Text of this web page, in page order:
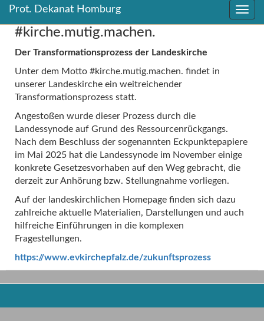
zum
springen
Prot. Dekanat Homburg
zum
springen
#kirche.mutig.machen.
Der Transformationsprozess der Landeskirche
Unter dem Motto #kirche.mutig.machen. findet in
unserer Landeskirche ein weitreichender
Transformationsprozess statt.
Angestoßen wurde dieser Prozess durch die
Landessynode auf Grund des Ressourcenrückgangs.
Nach dem Beschluss der sogenannten Eckpunktepapiere
im Mai 2025 hat die Landessynode im November einige
konkrete Gesetzesvorhaben auf den Weg gebracht, die
derzeit zur Anhörung bzw. Stellungnahme vorliegen.
Auf der landeskirchlichen Homepage finden sich dazu
zahlreiche aktuelle Materialien, Darstellungen und auch
hilfreiche Einführungen in die komplexen
Fragestellungen.
https://www.evkirchepfalz.de/zukunftsprozess